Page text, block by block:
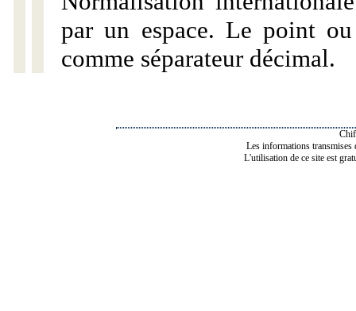
par un espace. Le point
comme séparateur décimal.
Les informations transmises
L'utilisation de ce site est